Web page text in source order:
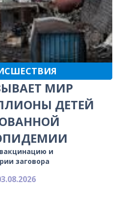
МИР
ДЕТЕЙ
и
заговора